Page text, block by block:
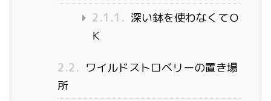
2.1.1. 深い鉢を使わなくてＯ
Ｋ
2.2. ワイルドストロベリーの置き場
所